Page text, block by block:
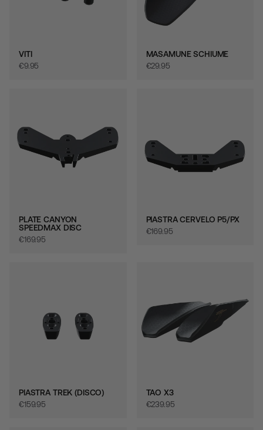
VITI
€‎9.95
MASAMUNE SCHIUME
€‎29.95
PLATE CANYON
SPEEDMAX DISC
€‎169.95
PIASTRA CERVELO P5/PX
€‎169.95
PIASTRA TREK (DISCO)
€‎159.95
TAO X3
€‎239.95